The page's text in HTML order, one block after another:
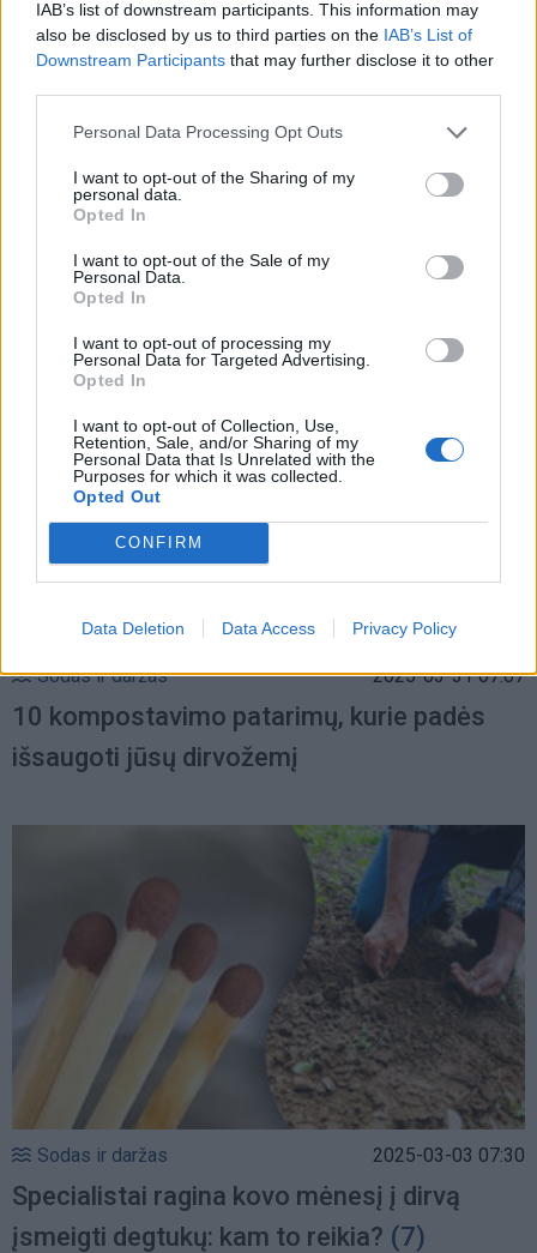
IAB’s list of downstream participants. This information may
also be disclosed by us to third parties on the IAB’s List of
Downstream Participants that may further disclose it to other
Personal Data Processing Opt Outs
I want to opt-out of the Sharing of my
personal data.
Opted In
I want to opt-out of the Sale of my
Personal Data.
Opted In
I want to opt-out of processing my
Personal Data for Targeted Advertising.
Opted In
I want to opt-out of Collection, Use,
Retention, Sale, and/or Sharing of my
Personal Data that Is Unrelated with the
Purposes for which it was collected.
Opted Out
CONFIRM
Data Deletion Data Access Privacy Policy
Sodas ir daržas
Paprikos bus didelės ir mėsingos: ką
sodinant įpilti į šulinį
Sodas ir daržas 2025-03-31 07:07
10 kompostavimo patarimų, kurie padės
išsaugoti jūsų dirvožemį
Sodas ir daržas 2025-03-03 07:30
Specialistai ragina kovo mėnesį į dirvą
įsmeigti degtukų: kam to reikia? (7)